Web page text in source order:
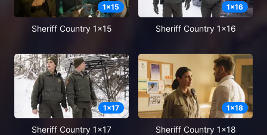
1x15
Sheriff Country 1x15
1x16
Sheriff Country 1x16
1x17
Sheriff Country 1x17
1x18
Sheriff Country 1x18